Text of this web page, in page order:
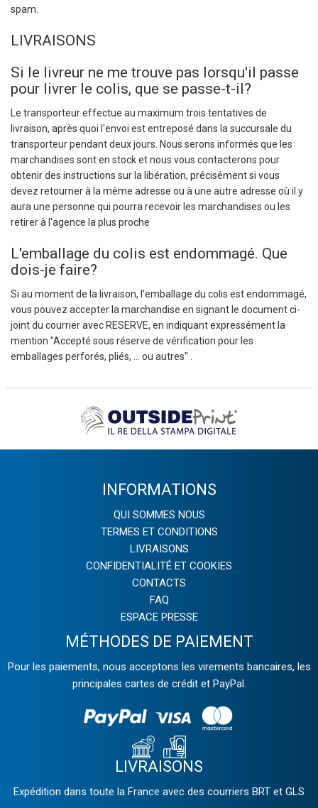
spam.
LIVRAISONS
Si le livreur ne me trouve pas lorsqu'il passe
pour livrer le colis, que se passe-t-il?
Le transporteur effectue au maximum trois tentatives de
livraison, après quoi l'envoi est entreposé dans la succursale du
transporteur pendant deux jours. Nous serons informés que les
marchandises sont en stock et nous vous contacterons pour
obtenir des instructions sur la libération, précisément si vous
devez retourner à la même adresse ou à une autre adresse où il y
aura une personne qui pourra recevoir les marchandises ou les
retirer à l'agence la plus proche
L'emballage du colis est endommagé. Que
dois-je faire?
Si au moment de la livraison, l'emballage du colis est endommagé,
vous pouvez accepter la marchandise en signant le document ci-
joint du courrier avec RESERVE, en indiquant expressément la
mention "Accepté sous réserve de vérification pour les
emballages perforés, pliés, ... ou autres" .
INFORMATIONS
QUI SOMMES NOUS
TERMES ET CONDITIONS
LIVRAISONS
CONFIDENTIALITÉ ET COOKIES
CONTACTS
FAQ
ESPACE PRESSE
MÉTHODES DE PAIEMENT
Pour les paiements, nous acceptons les virements bancaires, les
principales cartes de crédit et PayPal.
LIVRAISONS
Expédition dans toute la France avec des courriers BRT et GLS